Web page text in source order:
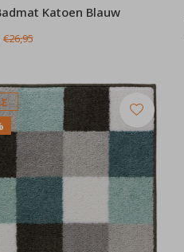
Katoen Blauw
€26,95